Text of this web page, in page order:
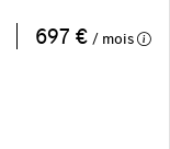
697 € / mois